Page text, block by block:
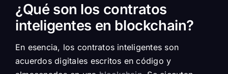
¿Qué son los contratos
inteligentes en blockchain?
En esencia, los contratos inteligentes son
acuerdos digitales escritos en código y